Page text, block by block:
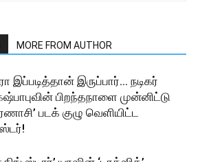
MORE FROM AUTHOR
இப்படித்தான் இருப்பார்… நடிகர்
பிறந்தநாளை முன்னிட்டு
படக் குழு வெளியிட்ட